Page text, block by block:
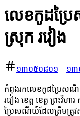
លេខកូដប្
ស្រុក រវៀង
១៣០៥០៨០១ – ១៣
កំពុងរកលេខកូដប្រៃសណី
រវៀង ខេត្ត ខេត្ត ព្រះវិ
ប្រៃសណីយ៍ដែលត្រឹមត្រូវ